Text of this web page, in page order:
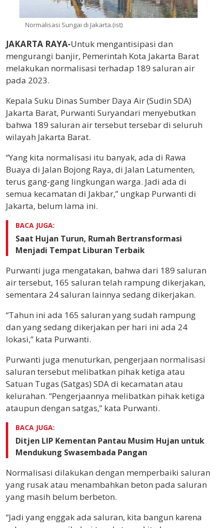
Normalisasi Sungai di Jakarta.(ist)
JAKARTA RAYA-Untuk mengantisipasi dan
mengurangi banjir, Pemerintah Kota Jakarta Barat
melakukan normalisasi terhadap 189 saluran air
pada 2023.
Kepala Suku Dinas Sumber Daya Air (Sudin SDA)
Jakarta Barat, Purwanti Suryandari menyebutkan
bahwa 189 saluran air tersebut tersebar di seluruh
wilayah Jakarta Barat.
“Yang kita normalisasi itu banyak, ada di Rawa
Buaya di Jalan Bojong Raya, di Jalan Latumenten,
terus gang-gang lingkungan warga. Jadi ada di
semua kecamatan di Jakbar,” ungkap Purwanti di
Jakarta, belum lama ini.
BACA JUGA:
Saat Hujan Turun, Rumah Bertransformasi
Menjadi Tempat Liburan Terbaik
Purwanti juga mengatakan, bahwa dari 189 saluran
air tersebut, 165 saluran telah rampung dikerjakan,
sementara 24 saluran lainnya sedang dikerjakan.
“Tahun ini ada 165 saluran yang sudah rampung
dan yang sedang dikerjakan per hari ini ada 24
lokasi,” kata Purwanti.
Purwanti juga menuturkan, pengerjaan normalisasi
saluran tersebut melibatkan pihak ketiga atau
Satuan Tugas (Satgas) SDA di kecamatan atau
kelurahan. “Pengerjaannya melibatkan pihak ketiga
ataupun dengan satgas,” kata Purwanti.
BACA JUGA:
Ditjen LIP Kementan Pantau Musim Hujan untuk
Mendukung Swasembada Pangan
Normalisasi dilakukan dengan memperbaiki saluran
yang rusak atau menambahkan beton pada saluran
yang masih belum berbeton.
“Jadi yang enggak ada saluran, kita bangun karena